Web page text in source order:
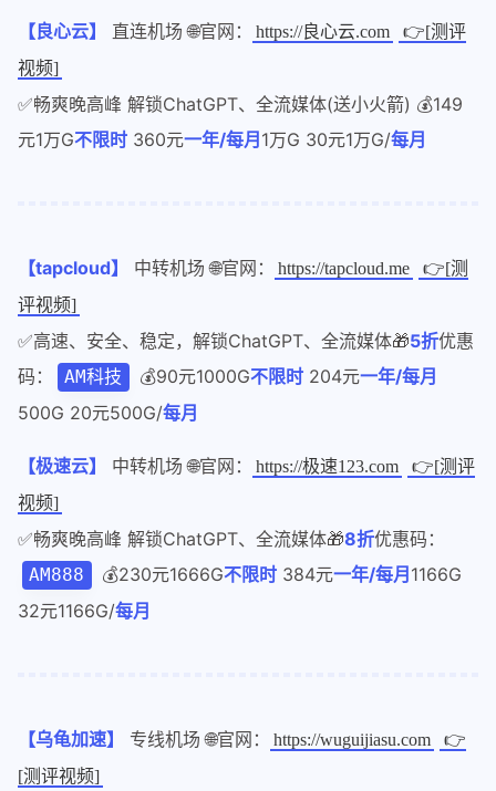
【良心云】 直连机场 🌐官网： https://良心云.com
👉[测评
视频]
✅畅爽晚高峰 解锁ChatGPT、全流媒体(送小火箭) 💰149
元1万G不限时 360元一年/每月 1万G 30元1万G/每月
【tapcloud】 中转机场 🌐官网： https://tapcloud.me
👉[测
评视频]
✅高速、安全、稳定，解锁ChatGPT、全流媒体🎁5折优惠
码：
AM科技 💰90元1000G不限时204元一年/每月
500G 20元500G/每月
【极速云】 中转机场 🌐官网： https://极速123.com
👉[测评
视频]
✅畅爽晚高峰 解锁ChatGPT、全流媒体🎁8折优惠码：
AM888 💰230元1666G不限时384元一年/每月 1166G
32元1166G/每月
【乌龟加速】 专线机场 🌐官网： https://wuguijiasu.com
👉
[测评视频]